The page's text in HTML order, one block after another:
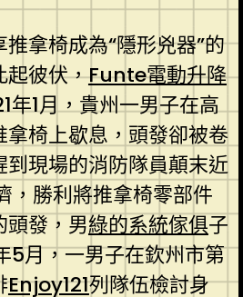
拿椅成為“隱形兇器”的
起彼伏，Funte電動升降
年1月，貴州一男子在高
椅上歇息，頭發卻被卷
現場的消防隊員顛末近
，勝利將推拿椅零部件
頭發，男綠的系統傢俱子
5月，一男子在欽州市第
Enjoy121列隊伍檢討身